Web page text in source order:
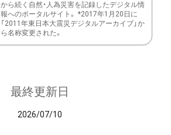
から続く自然・人為災害を記録したデジタル情
報へのポータルサイト。 *2017年1月20日に
「2011年東日本大震災デジタルアーカイブ」か
ら名称変更された。
最終更新日
2026/07/10